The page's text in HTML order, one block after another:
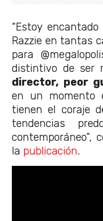
“Estoy
Razzie en tantas
para
distintivo de ser
director, peor
en un momento
tienen el coraje
tendencias
contemporáneo”,
la publicación.